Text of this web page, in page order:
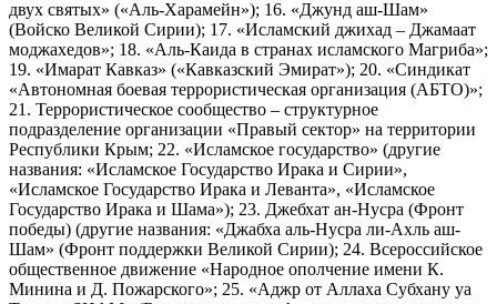
двух святых» («Аль-Харамейн»); 16. «Джунд аш-Шам»
(Войско Великой Сирии); 17. «Исламский джихад – Джамаат
моджахедов»; 18. «Аль-Каида в странах исламского Магриба»;
19. «Имарат Кавказ» («Кавказский Эмират»); 20. «Синдикат
«Автономная боевая террористическая организация (АБТО)»;
21. Террористическое сообщество – структурное
подразделение организации «Правый сектор» на территории
Республики Крым; 22. «Исламское государство» (другие
названия: «Исламское Государство Ирака и Сирии»,
«Исламское Государство Ирака и Леванта», «Исламское
Государство Ирака и Шама»); 23. Джебхат ан-Нусра (Фронт
победы) (другие названия: «Джабха аль-Нусра ли-Ахль аш-
Шам» (Фронт поддержки Великой Сирии); 24. Всероссийское
общественное движение «Народное ополчение имени К.
Минина и Д. Пожарского»; 25. «Аджр от Аллаха Субхану уа